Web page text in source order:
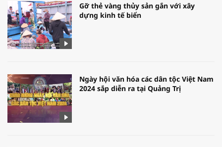
Gỡ thẻ vàng thủy sản gắn với xây
dựng kinh tế biển
Ngày hội văn hóa các dân tộc Việt Nam
2024 sắp diễn ra tại Quảng Trị